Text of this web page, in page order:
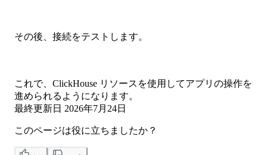
その後、接続をテストします。
これで、ClickHouse リソースを使用してアプリの操作を
進められるようになります。
最終更新日 2026年7月24日
このページは役に立ちましたか？